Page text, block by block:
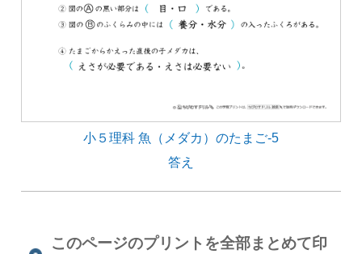
小５理科 魚（メダカ）のたまご-5
答え
このページのプリントを全部まとめて印